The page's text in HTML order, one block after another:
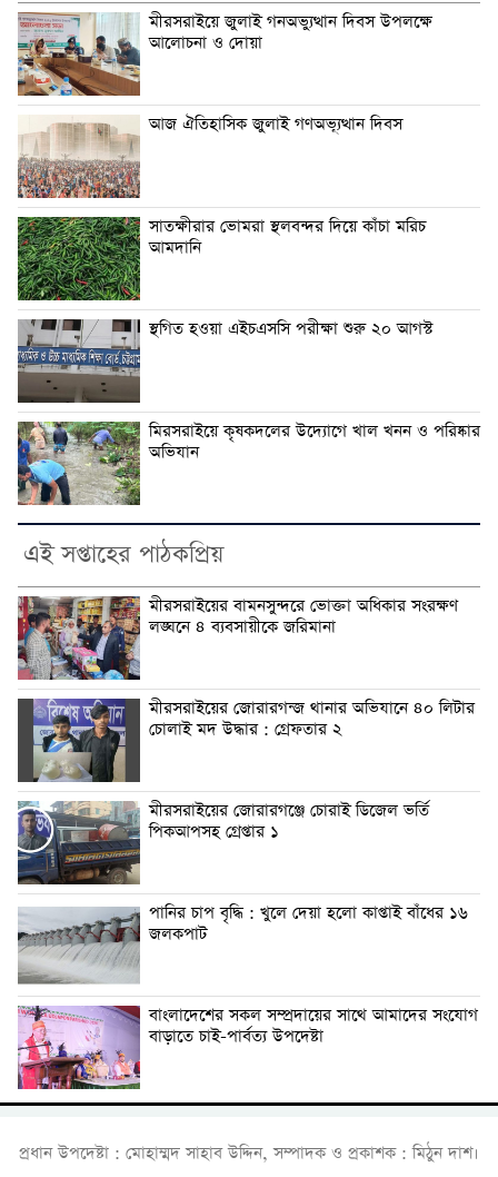
মীরসরাইয়ে জুলাই গনঅভ্যুত্থান দিবস উপলক্ষে
আলোচনা ও দোয়া
আজ ঐতিহাসিক জুলাই গণঅভ্যূত্থান দিবস
সাতক্ষীরার ভোমরা স্থলবন্দর দিয়ে কাঁচা মরিচ
আমদানি
স্থগিত হওয়া এইচএসসি পরীক্ষা শুরু ২০ আগস্ট
মিরসরাইয়ে কৃষকদলের উদ্যোগে খাল খনন ও পরিষ্কার
অভিযান
এই সপ্তাহের পাঠকপ্রিয়
মীরসরাইয়ের বামনসুন্দরে ভোক্তা অধিকার সংরক্ষণ
লঙ্ঘনে ৪ ব্যবসায়ীকে জরিমানা
মীরসরাইয়ের জোরারগন্জ থানার অভিযানে ৪০ লিটার
চোলাই মদ উদ্ধার : গ্রেফতার ২
মীরসরাইয়ের জোরারগঞ্জে চোরাই ডিজেল ভর্তি
পিকআপসহ গ্রেপ্তার ১
পানির চাপ বৃদ্ধি : খুলে দেয়া হলো কাপ্তাই বাঁধের ১৬
জলকপাট
বাংলাদেশের সকল সম্প্রদায়ের সাথে আমাদের সংযোগ
বাড়াতে চাই-পার্বত্য উপদেষ্টা
প্রধান উপদেষ্টা : মোহাম্মদ সাহাব উদ্দিন, সম্পাদক ও প্রকাশক : মিঠুন দাশ।